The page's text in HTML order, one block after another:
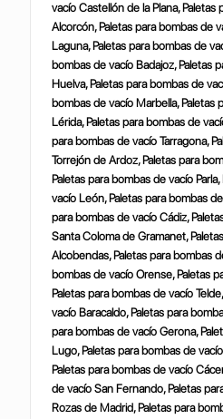
vacío Castellón de la Plana, Paletas
Alcorcón, Paletas para bombas de
Laguna, Paletas para bombas de
bombas de vacío Badajoz, Paletas
Huelva, Paletas para bombas de
bombas de vacío Marbella, Paletas
Lérida, Paletas para bombas de
para bombas de vacío Tarragona,
Torrejón de Ardoz, Paletas para
Paletas para bombas de vacío
vacío León, Paletas para bombas
para bombas de vacío Cádiz,
Santa Coloma de Gramanet,
Alcobendas, Paletas para bombas
bombas de vacío Orense, Paletas
Paletas para bombas de vacío
vacío Baracaldo, Paletas para
para bombas de vacío Gerona,
Lugo, Paletas para bombas de
Paletas para bombas de vacío
de vacío San Fernando, Paletas
Rozas de Madrid, Paletas para